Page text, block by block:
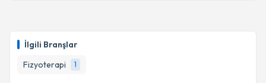
İlgili Branşlar
Fizyoterapi
1
takvim hazırlandığında e-posta ile bilgilendireceğiz.
E-posta Adresiniz